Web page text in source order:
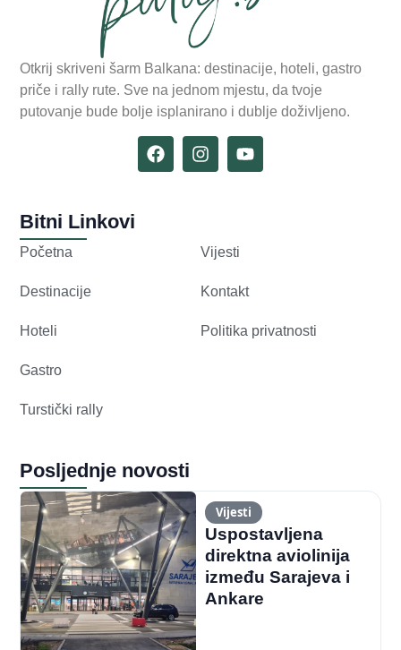
Otkrij skriveni šarm Balkana: destinacije, hoteli, gastro
priče i rally rute. Sve na jednom mjestu, da tvoje
putovanje bude bolje isplanirano i dublje doživljeno.
Bitni Linkovi
Početna
Destinacije
Hoteli
Gastro
Turstički rally
Vijesti
Kontakt
Politika privatnosti
Posljednje novosti
Vijesti
Uspostavljena
direktna aviolinija
između Sarajeva i
Ankare